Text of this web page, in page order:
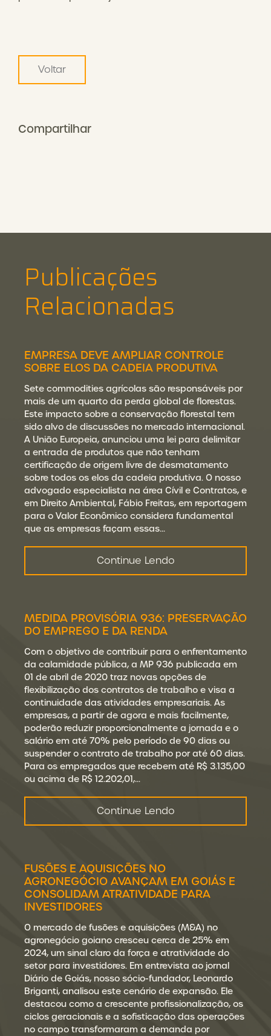
Voltar
Compartilhar
Publicações
Relacionadas
EMPRESA DEVE AMPLIAR CONTROLE
SOBRE ELOS DA CADEIA PRODUTIVA
Sete commodities agrícolas são responsáveis por
mais de um quarto da perda global de florestas.
Este impacto sobre a conservação florestal tem
sido alvo de discussões no mercado internacional.
A União Europeia, anunciou uma lei para delimitar
a entrada de produtos que não tenham
certificação de origem livre de desmatamento
sobre todos os elos da cadeia produtiva. O nosso
advogado especialista na área Cívil e Contratos, e
em Direito Ambiental, Fábio Freitas, em reportagem
para o Valor Econômico considera fundamental
que as empresas façam essas…
Continue Lendo
MEDIDA PROVISÓRIA 936: PRESERVAÇÃO
DO EMPREGO E DA RENDA
Com o objetivo de contribuir para o enfrentamento
da calamidade pública, a MP 936 publicada em
01 de abril de 2020 traz novas opções de
flexibilização dos contratos de trabalho e visa a
continuidade das atividades empresariais. As
empresas, a partir de agora e mais facilmente,
poderão reduzir proporcionalmente a jornada e o
salário em até 70% pelo período de 90 dias ou
suspender o contrato de trabalho por até 60 dias.
Para os empregados que recebem até R$ 3.135,00
ou acima de R$ 12.202,01,…
Continue Lendo
FUSÕES E AQUISIÇÕES NO
AGRONEGÓCIO AVANÇAM EM GOIÁS E
CONSOLIDAM ATRATIVIDADE PARA
INVESTIDORES
O mercado de fusões e aquisições (M&A) no
agronegócio goiano cresceu cerca de 25% em
2024, um sinal claro da força e atratividade do
setor para investidores. Em entrevista ao jornal
Diário de Goiás, nosso sócio-fundador, Leonardo
Briganti, analisou este cenário de expansão. Ele
destacou como a crescente profissionalização, os
ciclos geracionais e a sofisticação das operações
no campo transformaram a demanda por